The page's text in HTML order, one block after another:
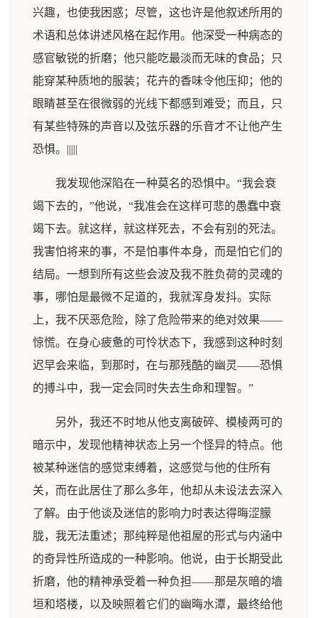
兴趣，也使我困惑；尽管，这也许是他叙述所用的
术语和总体讲述风格在起作用。他深受一种病态的
感官敏锐的折磨；他只能吃最淡而无味的食品；只
能穿某种质地的服装；花卉的香味令他压抑；他的
眼睛甚至在很微弱的光线下都感到难受；而且，只
有某些特殊的声音以及弦乐器的乐音才不让他产生
恐惧。|||||
我发现他深陷在一种莫名的恐惧中。“我会衰
竭下去的，”他说，“我准会在这样可悲的愚蠢中衰
竭下去。就这样，就这样死去，不会有别的死法。
我害怕将来的事，不是怕事件本身，而是怕它们的
结局。一想到所有这些会波及我不胜负荷的灵魂的
事，哪怕是最微不足道的，我就浑身发抖。实际
上，我不厌恶危险，除了危险带来的绝对效果——
惊慌。在身心疲惫的可怜状态下，我感到这种时刻
迟早会来临，到那时，在与那残酷的幽灵——恐惧
的搏斗中，我一定会同时失去生命和理智。”
另外，我还不时地从他支离破碎、模棱两可的
暗示中，发现他精神状态上另一个怪异的特点。他
被某种迷信的感觉束缚着，这感觉与他的住所有
关，而在此居住了那么多年，他却从未设法去深入
了解。由于他谈及迷信的影响力时表达得晦涩朦
胧，我无法重述；那纯粹是他祖屋的形式与内涵中
的奇异性所造成的一种影响。他说，由于长期受此
折磨，他的精神承受着一种负担——那是灰暗的墙
垣和塔楼，以及映照着它们的幽晦水潭，最终给他